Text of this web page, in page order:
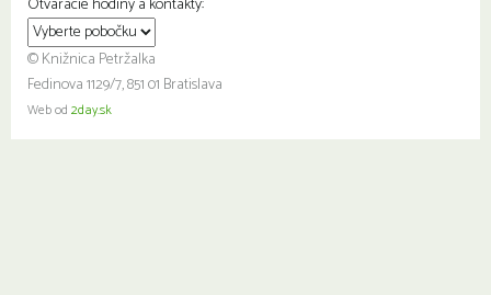
Otváracie hodiny a kontakty:
© Knižnica Petržalka
Fedinova 1129/7, 851 01 Bratislava
Web od 2day.sk